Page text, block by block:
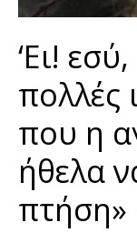
‘Ει!
πολλές
που η
ήθελα